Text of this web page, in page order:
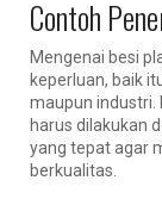
Contoh
Mengenai besi
keperluan, baik
maupun industri.
harus dilakukan
yang tepat agar
berkualitas.